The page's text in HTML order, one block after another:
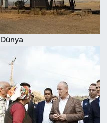
Dünya
Hava Durumu
Kadın
Kültür Sanat
Sağlık